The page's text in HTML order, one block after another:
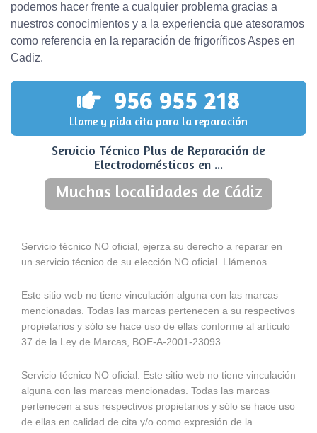
podemos hacer frente a cualquier problema gracias a
nuestros conocimientos y a la experiencia que atesoramos
como referencia en la reparación de frigoríficos Aspes en
Cadiz.
956 955 218
Llame y pida cita para la reparación
Servicio Técnico Plus de Reparación de
Electrodomésticos en ...
Muchas localidades de Cádiz
Servicio técnico NO oficial, ejerza su derecho a reparar en
un servicio técnico de su elección NO oficial. Llámenos
Este sitio web no tiene vinculación alguna con las marcas
mencionadas. Todas las marcas pertenecen a su respectivos
propietarios y sólo se hace uso de ellas conforme al artículo
37 de la Ley de Marcas, BOE-A-2001-23093
Servicio técnico NO oficial. Este sitio web no tiene vinculación
alguna con las marcas mencionadas. Todas las marcas
pertenecen a sus respectivos propietarios y sólo se hace uso
de ellas en calidad de cita y/o como expresión de la